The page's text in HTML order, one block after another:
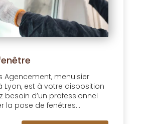
Agencement, menuisier
Lyon, est à votre disposition
besoin d’un professionnel
la pose de fenêtres...